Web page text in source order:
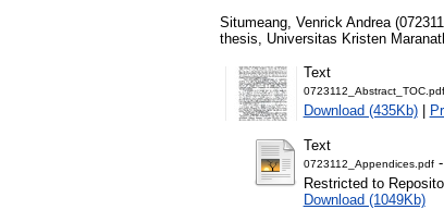
Situmeang, Venrick Andrea
thesis, Universitas Kristen
Text
0723112_Abstract_TOC.pdf
Download (435Kb)|
Text
0723112_Appendices.pdf-
Restricted to
Download (1049Kb)